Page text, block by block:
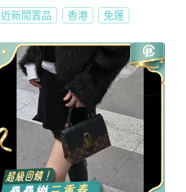
近新閒置品 香港 免運